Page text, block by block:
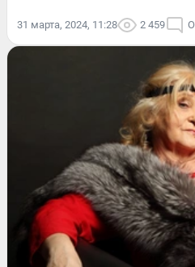
31 марта, 2024, 11:28 2 459